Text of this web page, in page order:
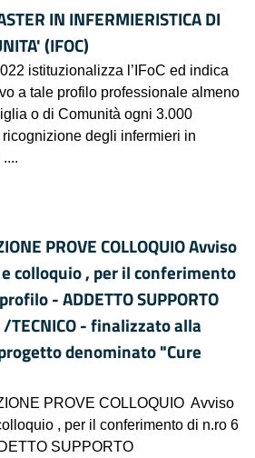
IN INFERMIERISTICA DI
(IFOC)
istituzionalizza l’IFoC ed indica
a tale profilo professionale almeno
o di Comunità ogni 3.000
degli infermieri in
PROVE COLLOQUIO Avviso
colloquio , per il conferimento
- ADDETTO SUPPORTO
/TECNICO - finalizzato alla
denominato "Cure
PROVE COLLOQUIO Avviso
, per il conferimento di n.ro 6
SUPPORTO